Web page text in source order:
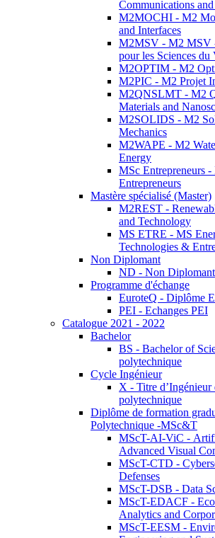
Communications
M2MOCHI - M2
and Interfaces
M2MSV - M2 MSV
pour les Sciences du
M2OPTIM - M2
M2PIC - M2 Projet
M2QNSLMT - M2
Materials and
M2SOLIDS - M2
Mechanics
M2WAPE - M2
Energy
MSc Entrepreneurs
Entrepreneurs
Mastère spécialisé (Master)
M2REST -
and Technology
MS ETRE - MS
Technologies &
Non Diplomant
ND - Non Diplomant
Programme d'échange
EuroteQ - Diplôme
PEI - Echanges PEI
Catalogue 2021 - 2022
Bachelor
BS - Bachelor of
polytechnique
Cycle Ingénieur
X - Titre d’Ingénieur
polytechnique
Diplôme de formation
Polytechnique -MSc&T
MScT-AI-ViC -
Advanced Visual
MScT-CTD -
Defenses
MScT-DSB - Data
MScT-EDACF -
Analytics and
MScT-EESM -